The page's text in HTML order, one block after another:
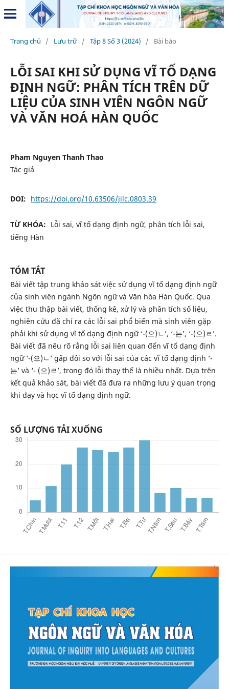
Trang chủ / Lưu trữ / Tập 8 Số 3 (2024) / Bài báo
LỖI SAI KHI SỬ DỤNG VĨ TỐ DẠNG
ĐỊNH NGỮ: PHÂN TÍCH TRÊN DỮ
LIỆU CỦA SINH VIÊN NGÔN NGỮ
VÀ VĂN HOÁ HÀN QUỐC
Pham Nguyen Thanh Thao
Tác giả
DOI: https://doi.org/10.63506/jilc.0803.39
TỪ KHÓA: Lỗi sai, vĩ tố dạng định ngữ, phân tích lỗi sai,
tiếng Hàn
TÓM TẮT
Bài viết tập trung khảo sát việc sử dụng vĩ tố dạng định ngữ
của sinh viên ngành Ngôn ngữ và Văn hóa Hàn Quốc. Qua
việc thu thập bài viết, thống kê, xử lý và phân tích số liệu,
nghiên cứu đã chỉ ra các lỗi sai phổ biến mà sinh viên gặp
phải khi sử dụng vĩ tố dạng định ngữ ‘-(으)ㄴ’, ‘-는’, ‘-(으)ㄹ’.
Bài viết đã nêu rõ rằng lỗi sai liên quan đến vĩ tố dạng định
ngữ ‘-(으)ㄴ’ gấp đôi so với lỗi sai của các vĩ tố dạng định ‘-
는’ và ‘- (으)ㄹ’, trong đó lỗi thay thế là nhiều nhất. Dựa trên
kết quả khảo sát, bài viết đã đưa ra những lưu ý quan trọng
khi dạy và học vĩ tố dạng định ngữ.
SỐ LƯỢNG TẢI XUỐNG